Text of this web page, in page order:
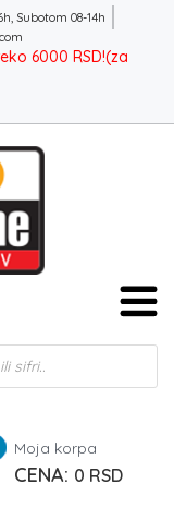
Subotom 08-14h
6000 RSD!(za
Moja korpa
0 RSD